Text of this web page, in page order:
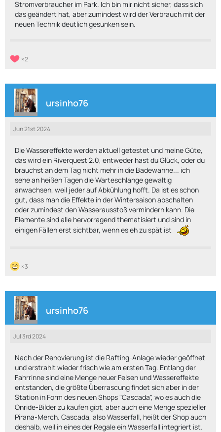
Stromverbraucher im Park. Ich bin mir nicht sicher, dass sich
das geändert hat, aber zumindest wird der Verbrauch mit der
neuen Technik deutlich gesunken sein.
2
ursinho76
Jun 21st 2024
Die Wassereffekte werden aktuell getestet und meine Güte,
das wird ein Riverquest 2.0, entweder hast du Glück, oder du
brauchst an dem Tag nicht mehr in die Badewanne... ich
sehe an heißen Tagen die Warteschlange gewaltig
anwachsen, weil jeder auf Abkühlung hofft. Da ist es schon
gut, dass man die Effekte in der Wintersaison abschalten
oder zumindest den Wasserausstoß vermindern kann. Die
Elemente sind alle hervorragend thematisiert und sind in
einigen Fällen erst sichtbar, wenn es eh zu spät ist
3
ursinho76
Jul 3rd 2024
Nach der Renovierung ist die Rafting-Anlage wieder geöffnet
und erstrahlt wieder frisch wie am ersten Tag. Entlang der
Fahrrinne sind eine Menge neuer Felsen und Wassereffekte
entstanden, die größte Überrascung findet sich aber in der
Station in Form des neuen Shops "Cascada", wo es auch die
Onride-Bilder zu kaufen gibt, aber auch eine Menge spezieller
Pirana-Merch. Cascada, also Wasserfall, heißt der Shop auch
deshalb, weil in eines der Regale ein Wasserfall integriert ist.